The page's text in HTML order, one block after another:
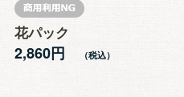
花パック
2,860円